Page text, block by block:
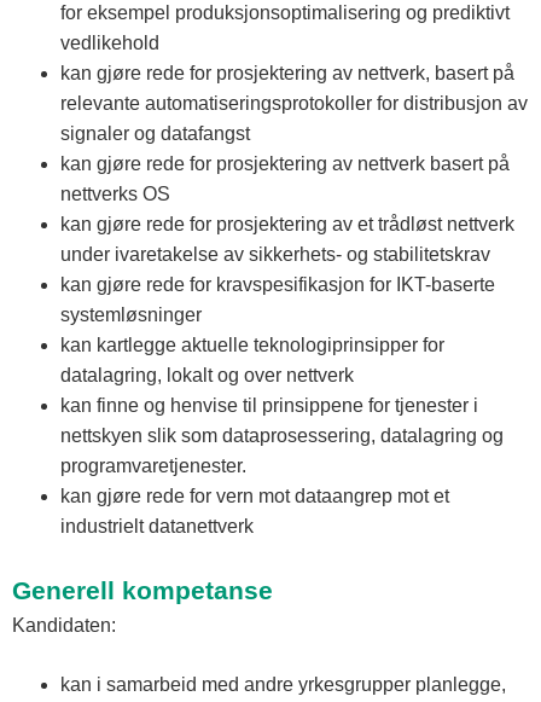
for eksempel produksjonsoptimalisering og prediktivt
vedlikehold
kan gjøre rede for prosjektering av nettverk, basert på
relevante automatiseringsprotokoller for distribusjon av
signaler og datafangst
kan gjøre rede for prosjektering av nettverk basert på
nettverks OS
kan gjøre rede for prosjektering av et trådløst nettverk
under ivaretakelse av sikkerhets- og stabilitetskrav
kan gjøre rede for kravspesifikasjon for IKT-baserte
systemløsninger
kan kartlegge aktuelle teknologiprinsipper for
datalagring, lokalt og over nettverk
kan finne og henvise til prinsippene for tjenester i
nettskyen slik som dataprosessering, datalagring og
programvaretjenester.
kan gjøre rede for vern mot dataangrep mot et
industrielt datanettverk
Generell kompetanse
Kandidaten:
kan i samarbeid med andre yrkesgrupper planlegge,